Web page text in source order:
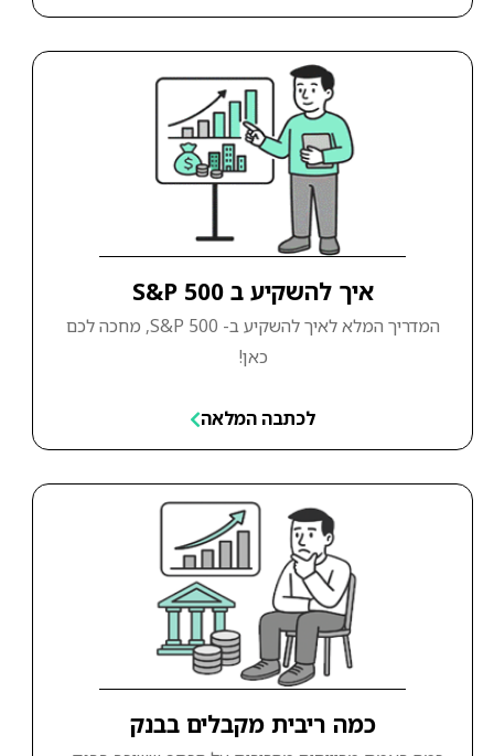
איך להשקיע ב S&P 500
המדריך המלא לאיך להשקיע ב- S&P 500, מחכה לכם
כאן!
לכתבה המלאה
כמה ריבית מקבלים בבנק